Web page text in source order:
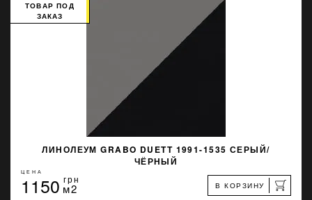
ЛИНОЛЕУМ GRABO DUETT 1991-1535 СЕРЫЙ/
ЧЁРНЫЙ
ТОВАР ПОД
ЗАКАЗ
ЦЕНА
1150 грн
м2 В КОРЗИНУ